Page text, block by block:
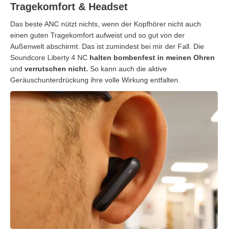
Tragekomfort & Headset
Das beste ANC nützt nichts, wenn der Kopfhörer nicht auch
einen guten Tragekomfort aufweist und so gut von der
Außenwelt abschirmt. Das ist zumindest bei mir der Fall. Die
Soundcore Liberty 4 NC halten bombenfest in meinen Ohren
und verrutschen nicht. So kann auch die aktive
Geräuschunterdrückung ihre volle Wirkung entfalten.